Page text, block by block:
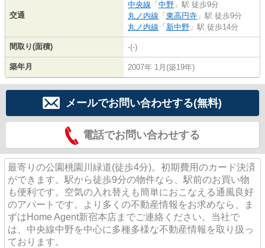
交通
中央線 「 中野 」駅 徒歩9分
丸ノ内線 「 東高円寺 」駅 徒歩9分
丸ノ内線 「 新中野 」駅 徒歩14分
間取り(面積) -(-)
築年月 2007年 1月(築19年)
メールでお問い合わせする(無料)
電話でお問い合わせする
最寄りの公園桃園川緑道(徒歩4分)。初期費用のカード決済
ができます。駅から徒歩9分の物件なら、駅前のお買い物
も便利です。空気の入れ替えも簡単におこなえる通風良好
のアパートです。より多くの不動産情報をお求めなら、ま
ずはHome Agent新宿本店までご連絡ください。当社で
は、中央線中野を中心に多種多様な不動産情報を取り扱っ
ております。